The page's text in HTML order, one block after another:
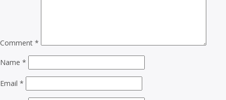
Comment *
Name *
Email *